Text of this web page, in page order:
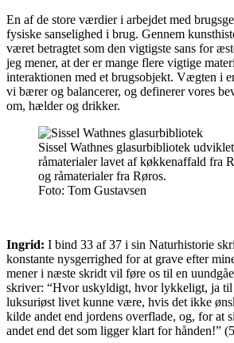
En af de store værdier i arbejdet med
fysiske sanselighed i brug. Gennem
været betragtet som den vigtigste sans for
jeg mener, at der er mange flere vigtige
interaktionen med et brugsobjekt. Vægten i
vi bærer og balancerer, og definerer vores
om, hælder og drikker.
Sissel Wathnes glasurbibliotek
råmaterialer lavet af køkkenaffald fra
og råmaterialer fra Røros.
Foto: Tom Gustavsen
Ingrid: I bind 33 af 37 i sin Naturhistorie
konstante nysgerrighed for at grave efter
mener i næste skridt vil føre os til en
skriver: “Hvor uskyldigt, hvor lykkeligt, ja
luksuriøst livet kunne være, hvis det ikke
kilde andet end jordens overflade, og, for at
andet end det som ligger klart for hånden!”